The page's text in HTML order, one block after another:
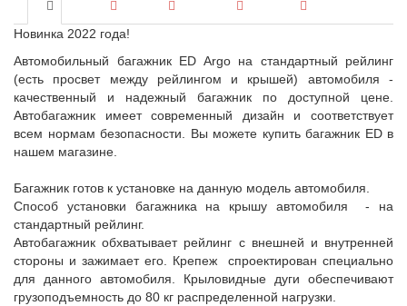
Новинка 2022 года!
Автомобильный багажник ED Argo на стандартный рейлинг
(есть просвет между рейлингом и крышей) автомобиля -
качественный и надежный багажник по доступной цене.
Автобагажник имеет современный дизайн и соответствует
всем нормам безопасности. Вы можете купить багажник ED в
нашем магазине.
Багажник готов к установке на данную модель автомобиля.
Способ установки багажника на крышу автомобиля - на
стандартный рейлинг.
Автобагажник обхватывает рейлинг с внешней и внутренней
стороны и зажимает его. Крепеж спроектирован специально
для данного автомобиля. Крыловидные дуги обеспечивают
грузоподъемность до 80 кг распределенной нагрузки.